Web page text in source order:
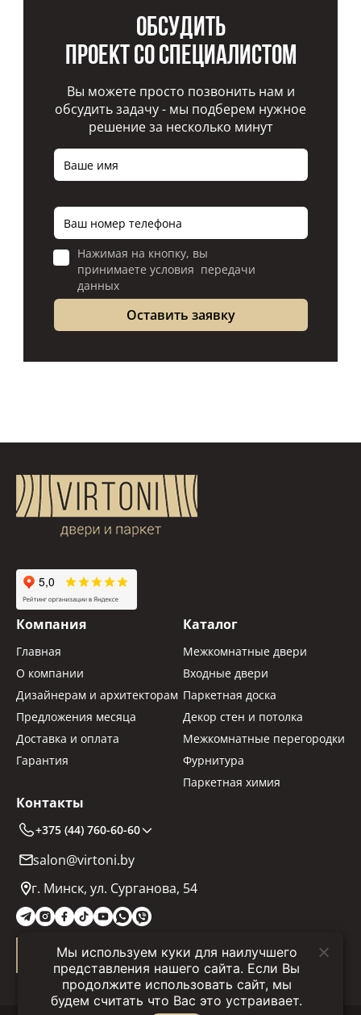
Обсудить
проект со специалистом
Вы можете просто позвонить нам и
обсудить задачу - мы подберем нужное
решение за несколько минут
Нажимая на кнопку, вы
принимаете условия передачи
данных
Компания
Главная
О компании
Дизайнерам и архитекторам
Предложения месяца
Доставка и оплата
Гарантия
Каталог
Межкомнатные двери
Входные двери
Паркетная доска
Декор стен и потолка
Межкомнатные перегородки
Фурнитура
Паркетная химия
Контакты
+375 (44) 760-60-60
salon@virtoni.by
г. Минск, ул. Сурганова, 54
Заказать звонок
Мы используем куки для наилучшего
представления нашего сайта. Если Вы
продолжите использовать сайт, мы
будем считать что Вас это устраивает.